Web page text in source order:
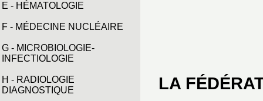
E - HÉMATOLOGIE
F - MÉDECINE NUCLÉAIRE
G - MICROBIOLOGIE-
INFECTIOLOGIE
H - RADIOLOGIE
DIAGNOSTIQUE
LA